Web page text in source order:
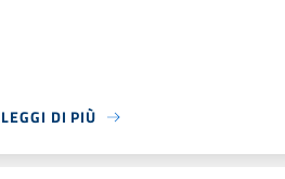
LEGGI DI PIÙ